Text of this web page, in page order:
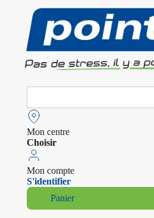
Search
Mon centre
Choisir
Mon compte
S'identifier
Panier